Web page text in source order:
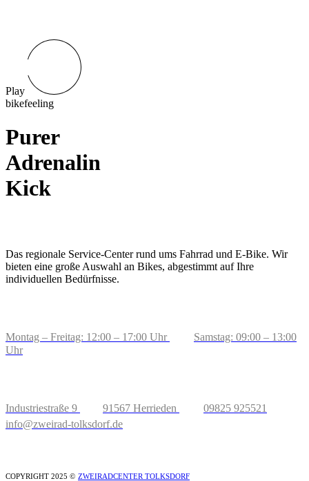
Play
bikefeeling
Purer
Adrenalin
Kick
Das regionale Service-Center rund ums Fahrrad und E-Bike. Wir
bieten eine große Auswahl an Bikes, abgestimmt auf Ihre
individuellen Bedürfnisse.
Montag – Freitag: 12:00 – 17:00 Uhr
Samstag: 09:00 – 13:00
Uhr
Industriestraße 9 91567 Herrieden
09825 925521
info@zweirad-tolksdorf.de
COPYRIGHT 2025 © ZWEIRADCENTER TOLKSDORF